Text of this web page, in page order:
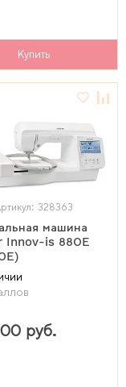
Купить
328363
машина
руб.